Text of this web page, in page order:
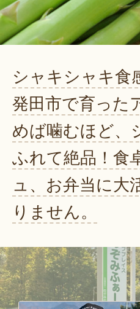
シャキシャキ食
発田市で育った
めば噛むほど、
ふれて絶品！食
ュ、お弁当に大
りません。